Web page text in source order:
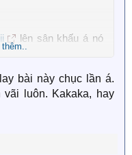
lên sân khấu á nó
thêm..
bài này chục lần á.
luôn. Kakaka, hay